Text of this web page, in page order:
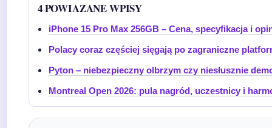
4 POWIAZANE WPISY
iPhone 15 Pro Max 256GB – Cena, specyfikacja i
Polacy coraz częściej sięgają po zagraniczne
Pyton – niebezpieczny olbrzym czy niesłusznie
Montreal Open 2026: pula nagród, uczestnicy i